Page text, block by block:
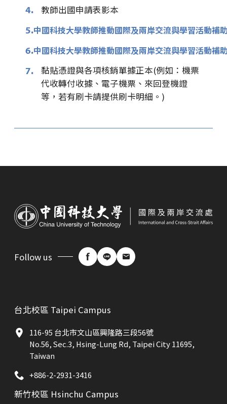
4.
教師出國申請表影本
5.中國科技大學教師推動國際及兩岸交流與學習活動補
6.中國科技大學教師推動國際及兩岸交流與學習活動補
7.
黏貼憑證與各項核銷單據正本(例如：機票
代收轉付收據、電子機票、來回登機證
等，若有刷卡請提供刷卡明細。)
Follow us
台北校區 Taipei Campus
116-95 台北市文山區興隆路三段56號
No.56, Sec.3, Hsing-Lung Rd, Taipei City 11695,
Taiwan
+886-2-2931-3416
新竹校區 Hsinchu Campus